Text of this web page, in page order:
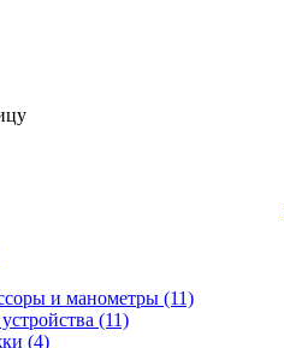
и манометры (11)
(11)
(4)